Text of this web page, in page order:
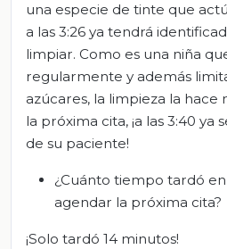
una especie de tinte que
a las 3:26 ya tendrá
limpiar. Como es una niña
regularmente y además
azúcares, la limpieza la hace
la próxima cita, ¡a las 3:40 ya
de su paciente!
¿Cuánto tiempo tardó
agendar la próxima cita?
¡Solo tardó 14 minutos!